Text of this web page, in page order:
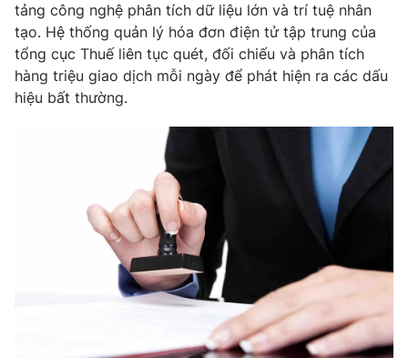
tảng công nghệ phân tích dữ liệu lớn và trí tuệ nhân
tạo. Hệ thống quản lý hóa đơn điện tử tập trung của
tổng cục Thuế liên tục quét, đối chiếu và phân tích
hàng triệu giao dịch mỗi ngày để phát hiện ra các dấu
hiệu bất thường.